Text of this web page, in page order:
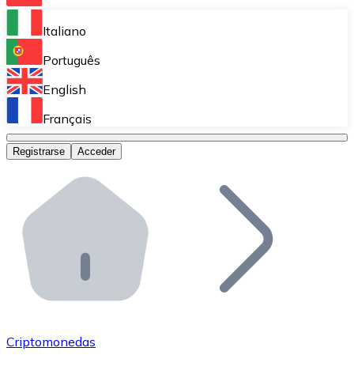
Bitnovo Ramp
Integra nuestra solución en tu plataforma.
Bitnovo Giftcards
Bitnovo OTC
Bitnovo ATM
Integra un ATM Bitnovo en tu negocio y permite que
Bitnovo API
Integra nuestra API en tu ecosistema.
Únete a nuestra red de distribuidores.
Italiano
Português
English
Français
Registrarse Acceder
Criptomonedas